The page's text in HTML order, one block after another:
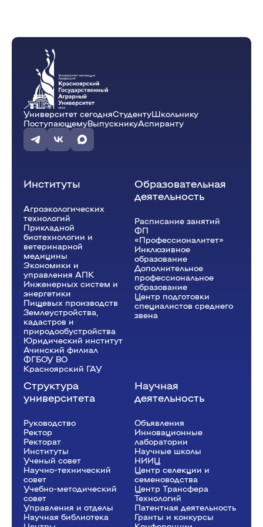
Университет сегодняСтудентуШкольнику
ПоступающемуВыпускникуАспиранту
Институты
Агроэкологических
технологий
Прикладной
биотехнологии и
ветеринарной
медицины
Экономики и
управления АПК
Инженерных систем и
энергетики
Пищевых производств
Землеустройства,
кадастров и
природообустройства
Юридический институт
Ачинский филиал
ФГБОУ ВО
Красноярский ГАУ
Образовательная
деятельность
Расписание занятий
ФП
«Профессионалитет»
Инклюзивное
образование
Дополнительное
профессиональное
образование
Центр подготовки
специалистов среднего
звена
Структура
университета
Руководство
Ректор
Рeкторат
Институты
Ученый совет
Научно-технический
совет
Учебно-методический
совет
Управления и отделы
Научная библиотека
Научная
деятельность
Объявления
Инновационные
лаборатории
Научные школы
НИИЦ
Центр селекции и
семеноводства
Центр Трансфера
Технологий
Патентная деятельность
Гранты и конкурсы